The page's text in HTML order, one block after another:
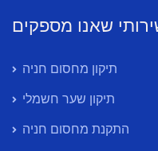
שאנו מספקים
תיקון מחסום חניה
תיקון שער חשמלי
התקנת מחסום חניה